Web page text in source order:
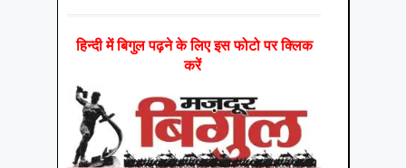
हिन्‍दी में बिगुल पढ़ने के लिए इस फोटो पर क्लिक
करें